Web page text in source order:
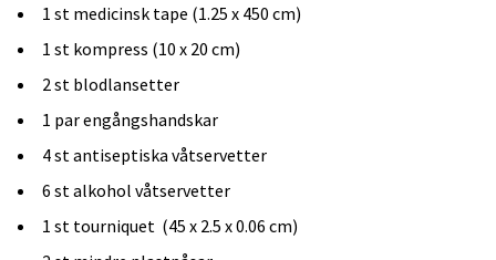
1 st medicinsk tape (1.25 x 450 cm)
1 st kompress (10 x 20 cm)
2 st blodlansetter
1 par engångshandskar
4 st antiseptiska våtservetter
6 st alkohol våtservetter
1 st tourniquet (45 x 2.5 x 0.06 cm)